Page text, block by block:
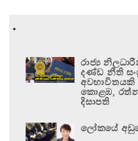
.
රාජ්‍ය
දණ්ඩ නීති
කොළඹ,
දිසාපති
ලෝකයේ